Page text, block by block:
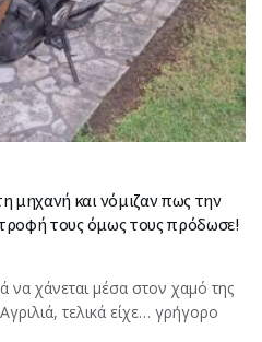
μηχανή και νόμιζαν πως την
τους όμως τους πρόδωσε!
να χάνεται μέσα στον χαμό της
τελικά είχε… γρήγορο